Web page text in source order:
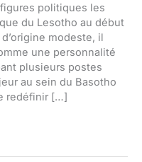
politiques les
du Lesotho au début
modeste, il
une personnalité
plusieurs postes
au sein du Basotho
redéfinir […]